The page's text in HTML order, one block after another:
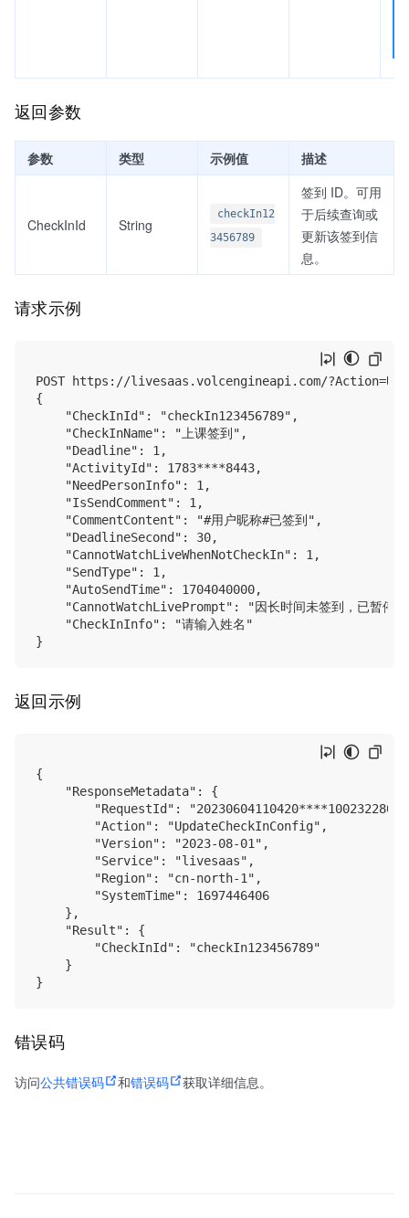
返回参数
参数 类型 示例值 描述
CheckInId String
checkIn12
3456789
签到 ID。可用
于后续查询或
更新该签到信
息。
请求示例
POST https://livesaas.volcengineapi.com/
{
    "CheckInId": "checkIn123456789",
    "CheckInName": "上课签到",
    "Deadline": 1,
    "ActivityId": 1783****8443,
    "NeedPersonInfo": 1,
    "IsSendComment": 1,
    "CommentContent": "#用户昵称#已签到",
    "DeadlineSecond": 30,
    "CannotWatchLiveWhenNotCheckIn": 1,
    "SendType": 1,
    "AutoSendTime": 1704040000,
"CannotWatchLivePrompt": "因长时间未签到，已暂停
    "CheckInInfo": "请输入姓名"
返回示例
{
    "ResponseMetadata": {
"RequestId":
        "Action": "UpdateCheckInConfig",
        "Version": "2023-08-01",
        "Service": "livesaas",
        "Region": "cn-north-1",
        "SystemTime": 1697446406
    },
    "Result": {
        "CheckInId": "checkIn123456789"
    }
错误码
访问公共错误码 和错误码 获取详细信息。